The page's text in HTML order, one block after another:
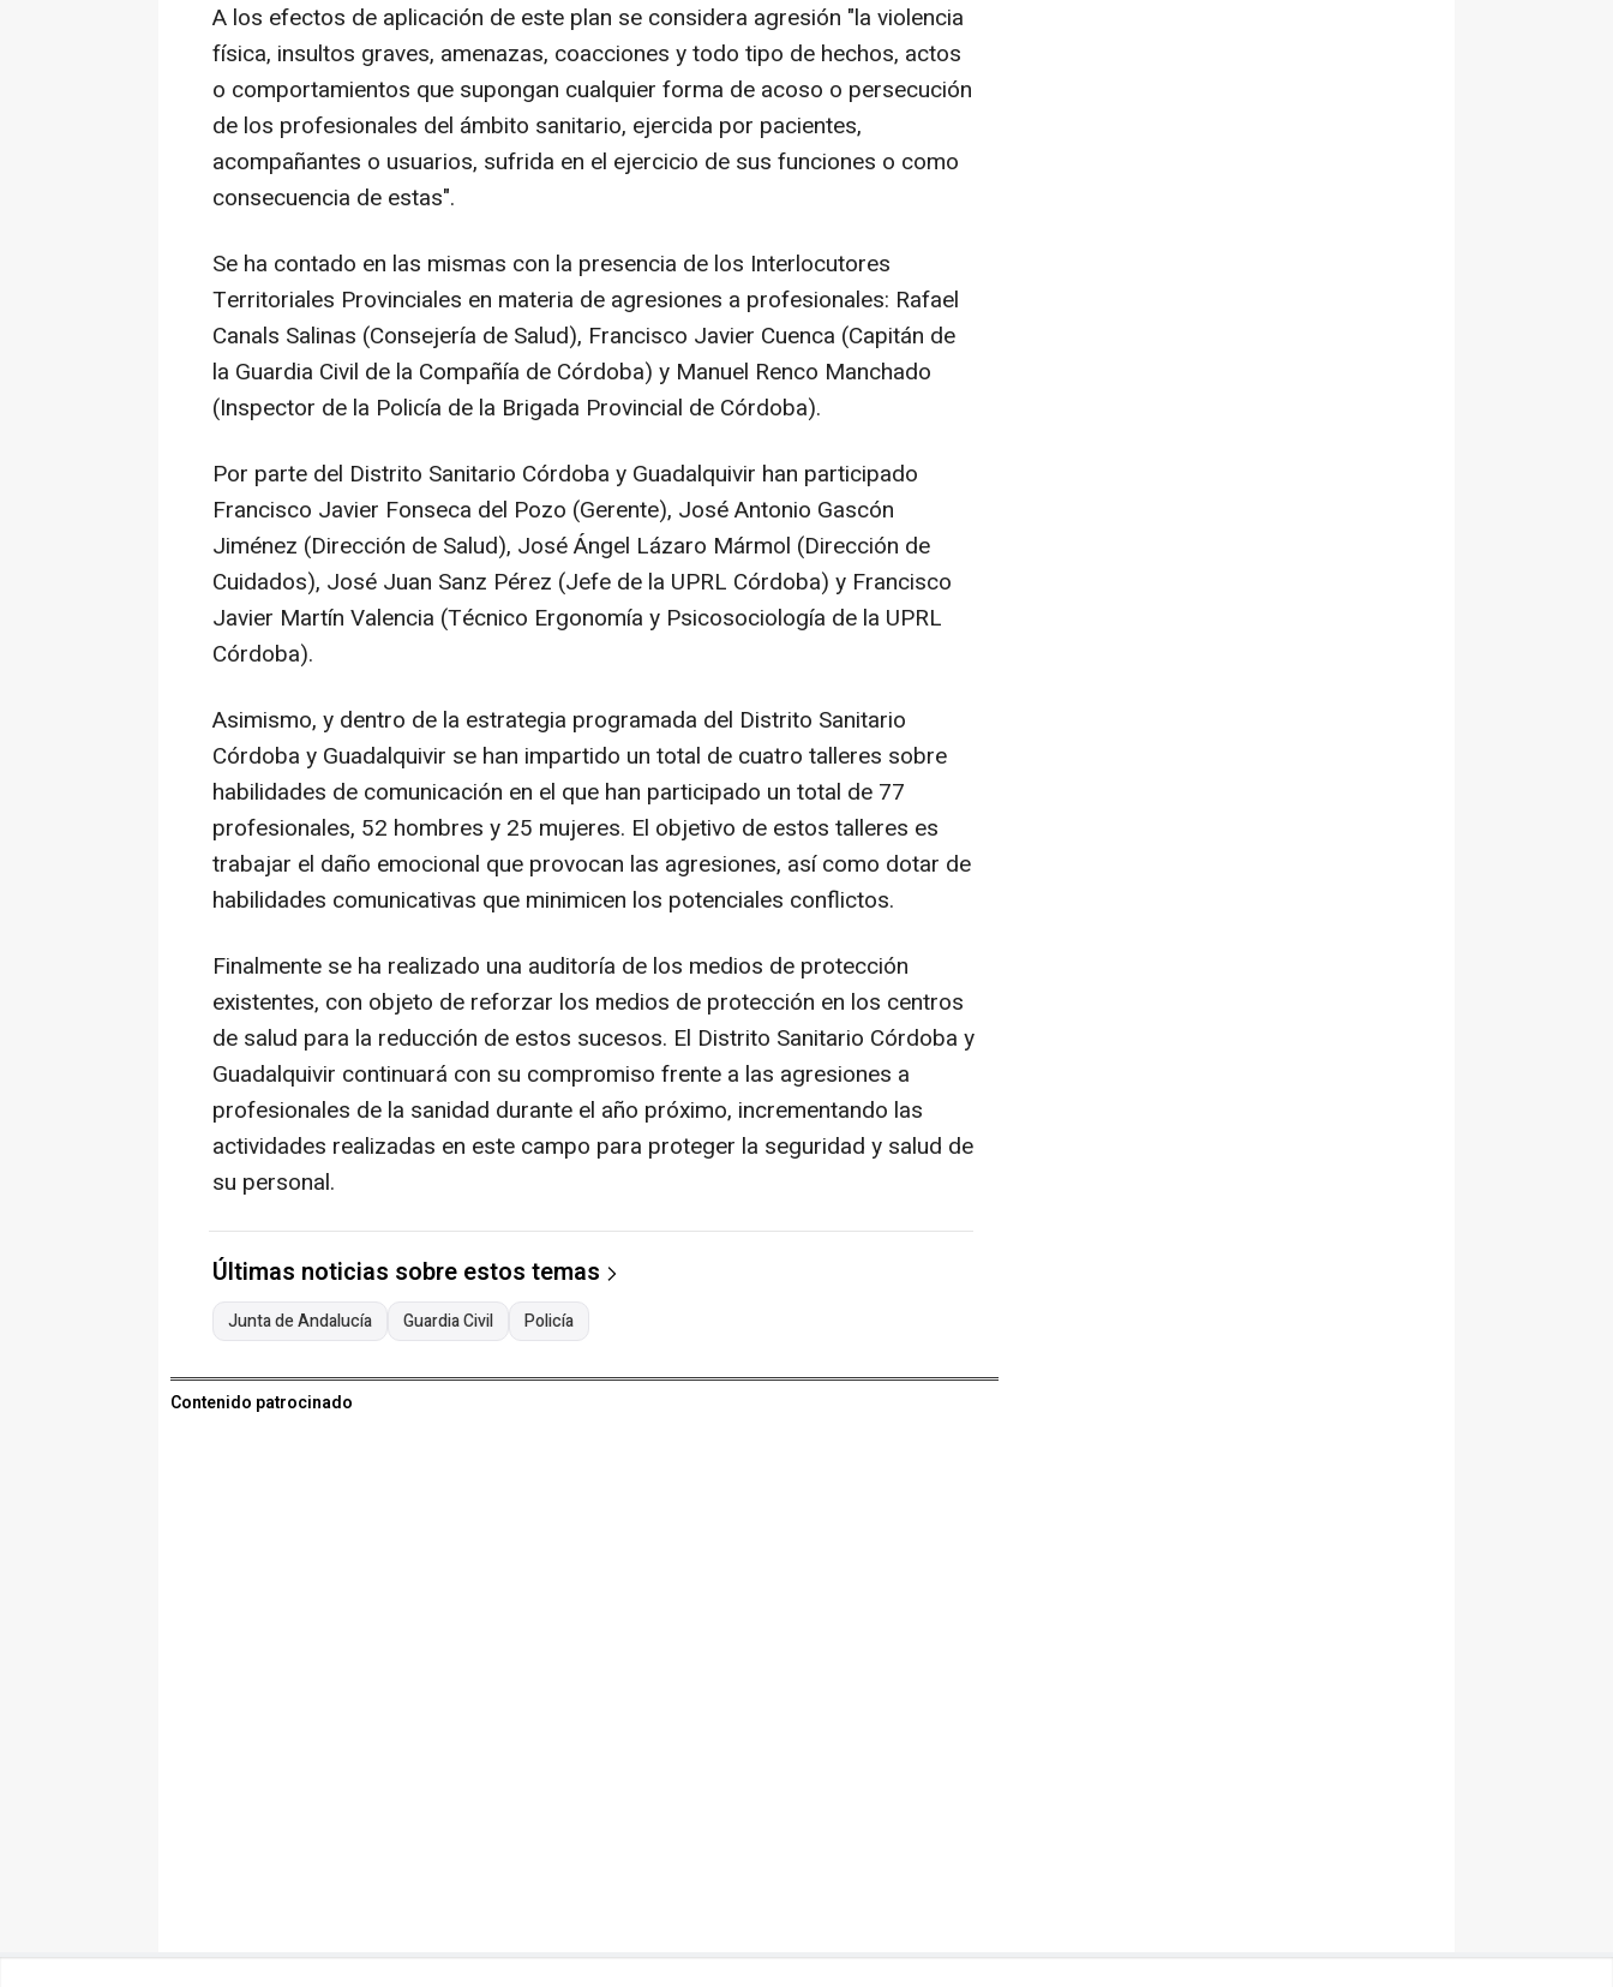
A los efectos de aplicación de este plan se considera agresión "la violencia
física, insultos graves, amenazas, coacciones y todo tipo de hechos, actos
o comportamientos que supongan cualquier forma de acoso o persecución
de los profesionales del ámbito sanitario, ejercida por pacientes,
acompañantes o usuarios, sufrida en el ejercicio de sus funciones o como
consecuencia de estas".
Se ha contado en las mismas con la presencia de los Interlocutores
Territoriales Provinciales en materia de agresiones a profesionales: Rafael
Canals Salinas (Consejería de Salud), Francisco Javier Cuenca (Capitán de
la Guardia Civil de la Compañía de Córdoba) y Manuel Renco Manchado
(Inspector de la Policía de la Brigada Provincial de Córdoba).
Por parte del Distrito Sanitario Córdoba y Guadalquivir han participado
Francisco Javier Fonseca del Pozo (Gerente), José Antonio Gascón
Jiménez (Dirección de Salud), José Ángel Lázaro Mármol (Dirección de
Cuidados), José Juan Sanz Pérez (Jefe de la UPRL Córdoba) y Francisco
Javier Martín Valencia (Técnico Ergonomía y Psicosociología de la UPRL
Córdoba).
Asimismo, y dentro de la estrategia programada del Distrito Sanitario
Córdoba y Guadalquivir se han impartido un total de cuatro talleres sobre
habilidades de comunicación en el que han participado un total de 77
profesionales, 52 hombres y 25 mujeres. El objetivo de estos talleres es
trabajar el daño emocional que provocan las agresiones, así como dotar de
habilidades comunicativas que minimicen los potenciales conflictos.
Finalmente se ha realizado una auditoría de los medios de protección
existentes, con objeto de reforzar los medios de protección en los centros
de salud para la reducción de estos sucesos. El Distrito Sanitario Córdoba y
Guadalquivir continuará con su compromiso frente a las agresiones a
profesionales de la sanidad durante el año próximo, incrementando las
actividades realizadas en este campo para proteger la seguridad y salud de
su personal.
Últimas noticias sobre estos temas
Junta de Andalucía Guardia Civil Policía
Contenido patrocinado